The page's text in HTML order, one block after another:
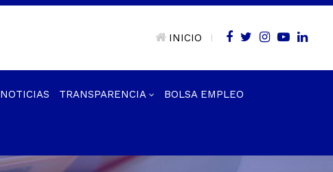
INICIO
NOTICIAS TRANSPARENCIA BOLSA EMPLEO